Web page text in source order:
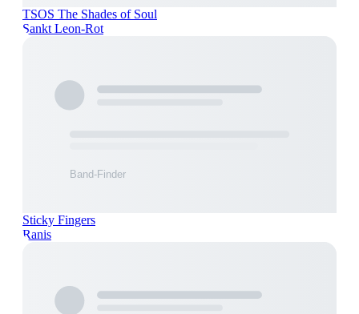
TSOS The Shades of Soul
Sankt Leon-Rot
Sticky Fingers
Ranis